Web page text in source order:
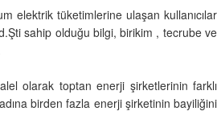
elektrik tüketimlerine ulaşan kullanıcılar
sahip olduğu bilgi, birikim , tecrube ve
olarak toptan enerji şirketlerinin farklı
birden fazla enerji şirketinin bayiliğini